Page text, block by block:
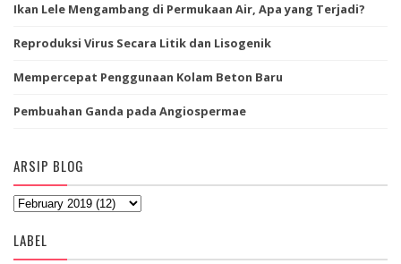
Ikan Lele Mengambang di Permukaan Air, Apa yang Terjadi?
Reproduksi Virus Secara Litik dan Lisogenik
Mempercepat Penggunaan Kolam Beton Baru
Pembuahan Ganda pada Angiospermae
ARSIP BLOG
LABEL